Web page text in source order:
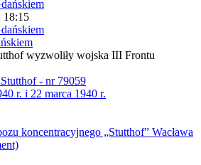
18:15
wyzwoliły wojska III Frontu
- nr 79059
r. i 22 marca 1940 r.
koncentracyjnego „Stutthof” Wacława